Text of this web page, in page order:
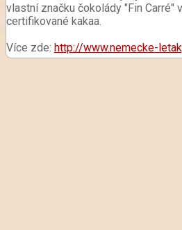
vlastní značku čokolády "Fin Carré"
certifikované kakaa.
Více zde: http://www.nemecke-